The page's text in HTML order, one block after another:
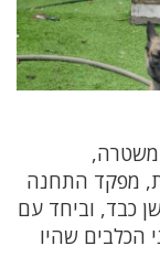
מפקד התחנה
כבד, וביחד עם
הכלבים שהיו